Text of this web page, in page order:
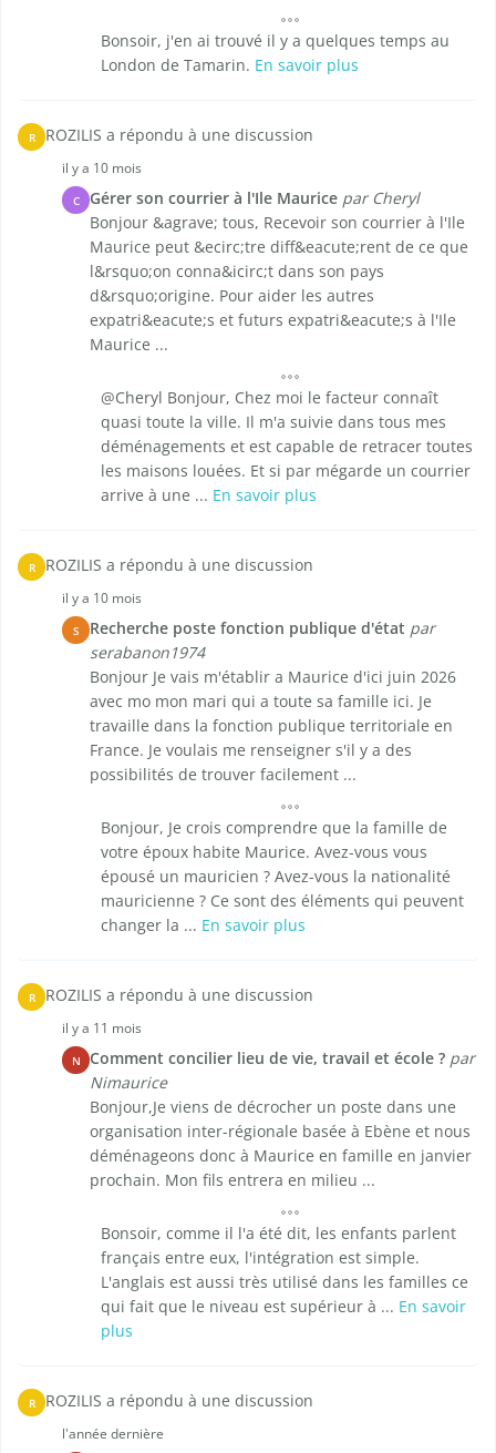
Bonsoir, j'en ai trouvé il y a quelques temps au
London de Tamarin. En savoir plus
R ROZILIS a répondu à une discussion
il y a 10 mois
C Gérer son courrier à l'Ile Maurice par Cheryl
Bonjour &agrave; tous, Recevoir son courrier à l'Ile
Maurice peut &ecirc;tre diff&eacute;rent de ce que
l&rsquo;on conna&icirc;t dans son pays
d&rsquo;origine. Pour aider les autres
expatri&eacute;s et futurs expatri&eacute;s à l'Ile
Maurice ...
@Cheryl Bonjour, Chez moi le facteur connaît
quasi toute la ville. Il m'a suivie dans tous mes
déménagements et est capable de retracer toutes
les maisons louées. Et si par mégarde un courrier
arrive à une ... En savoir plus
R ROZILIS a répondu à une discussion
il y a 10 mois
S Recherche poste fonction publique d'état par
serabanon1974
Bonjour Je vais m'établir a Maurice d'ici juin 2026
avec mo mon mari qui a toute sa famille ici. Je
travaille dans la fonction publique territoriale en
France. Je voulais me renseigner s'il y a des
possibilités de trouver facilement ...
Bonjour, Je crois comprendre que la famille de
votre époux habite Maurice. Avez-vous vous
épousé un mauricien ? Avez-vous la nationalité
mauricienne ? Ce sont des éléments qui peuvent
changer la ... En savoir plus
R ROZILIS a répondu à une discussion
il y a 11 mois
N Comment concilier lieu de vie, travail et école ? par
Nimaurice
Bonjour,Je viens de décrocher un poste dans une
organisation inter-régionale basée à Ebène et nous
déménageons donc à Maurice en famille en janvier
prochain. Mon fils entrera en milieu ...
Bonsoir, comme il l'a été dit, les enfants parlent
français entre eux, l'intégration est simple.
L'anglais est aussi très utilisé dans les familles ce
qui fait que le niveau est supérieur à ... En savoir
plus
R ROZILIS a répondu à une discussion
l'année dernière